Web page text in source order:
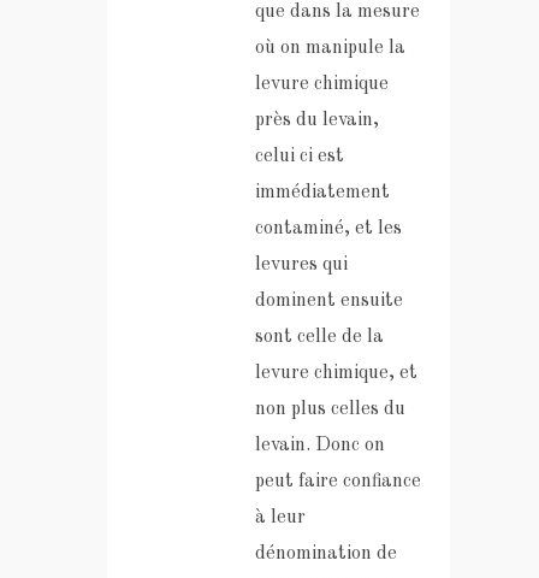
que dans la mesure
où on manipule la
levure chimique
près du levain,
celui ci est
immédiatement
contaminé, et les
levures qui
dominent ensuite
sont celle de la
levure chimique, et
non plus celles du
levain. Donc on
peut faire confiance
à leur
dénomination de